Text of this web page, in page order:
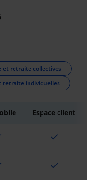
et retraite collectives
retraite individuelles
Espace client
check
check